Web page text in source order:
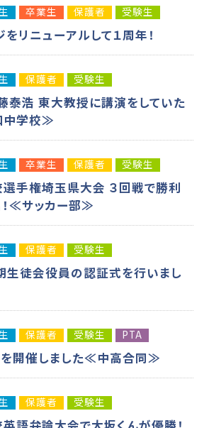
卒業生 保護者 受験生
リニューアルして１周年！
保護者 受験生
泰浩 東大教授に講演をしていた
中学校≫
卒業生 保護者 受験生
選手権埼玉県大会 ３回戦で勝利
！≪サッカー部≫
保護者 受験生
生徒会役員の認証式を行いまし
保護者 受験生 PTA
を開催しました≪中高合同≫
保護者 受験生